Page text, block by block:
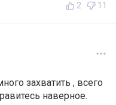
2 11
захватить , всего
наверное.